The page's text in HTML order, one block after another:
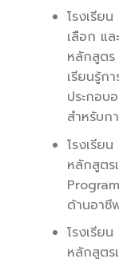
โรงเรีย
เลือก แ
หลักสูตร
เรียนรู้ก
ประกอบ
สำหรับก
โรงเรีย
หลักสูต
ด้านอาชี
โรงเรีย
หลักสูตร